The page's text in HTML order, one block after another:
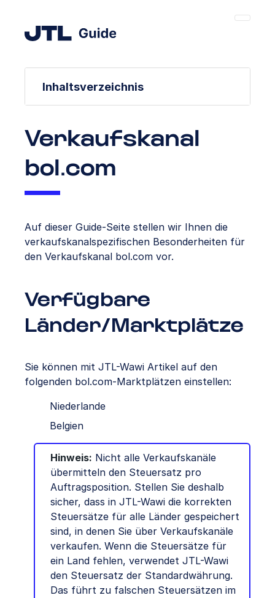
Inhaltsverzeichnis
Verkaufskanal
bol.com
Auf dieser Guide-Seite stellen wir Ihnen die
verkaufskanalspezifischen Besonderheiten für
den Verkaufskanal bol.com vor.
Verfügbare
Länder/Marktplätze
Sie können mit JTL-Wawi Artikel auf den
folgenden bol.com-Marktplätzen einstellen:
Niederlande
Belgien
Hinweis: Nicht alle Verkaufskanäle
übermitteln den Steuersatz pro
Auftragsposition. Stellen Sie deshalb
sicher, dass in JTL-Wawi die korrekten
Steuersätze für alle Länder gespeichert
sind, in denen Sie über Verkaufskanäle
verkaufen. Wenn die Steuersätze für
ein Land fehlen, verwendet JTL-Wawi
den Steuersatz der Standardwährung.
Das führt zu falschen Steuersätzen im